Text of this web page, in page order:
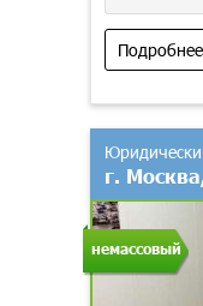
Подробнее
немассовый
г.